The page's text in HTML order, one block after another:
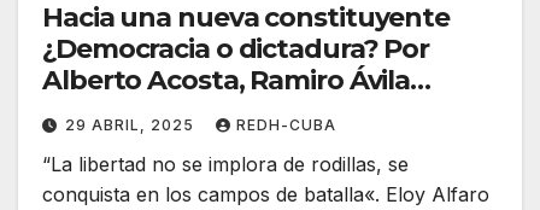
Hacia una nueva constituyente
¿Democracia o dictadura? Por
Alberto Acosta, Ramiro Ávila
Santamaría
29 ABRIL, 2025 REDH-CUBA
“La libertad no se implora de rodillas, se
conquista en los campos de batalla«. Eloy Alfaro